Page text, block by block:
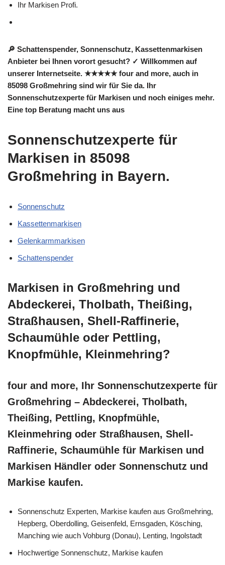
Ihr Markisen Profi.
🔎 Schattenspender, Sonnenschutz, Kassettenmarkisen
Anbieter bei Ihnen vorort gesucht? ✓ Willkommen auf
unserer Internetseite. ★★★★★ four and more, auch in
85098 Großmehring sind wir für Sie da. Ihr
Sonnenschutzexperte für Markisen und noch einiges mehr.
Eine top Beratung macht uns aus
Sonnenschutzexperte für
Markisen in 85098
Großmehring in Bayern.
Sonnenschutz
Kassettenmarkisen
Gelenkarmmarkisen
Schattenspender
Markisen in Großmehring und
Abdeckerei, Tholbath, Theißing,
Straßhausen, Shell-Raffinerie,
Schaumühle oder Pettling,
Knopfmühle, Kleinmehring?
four and more, Ihr Sonnenschutzexperte für
Großmehring – Abdeckerei, Tholbath,
Theißing, Pettling, Knopfmühle,
Kleinmehring oder Straßhausen, Shell-
Raffinerie, Schaumühle für Markisen und
Markisen Händler oder Sonnenschutz und
Markise kaufen.
Sonnenschutz Experten, Markise kaufen aus Großmehring,
Hepberg, Oberdolling, Geisenfeld, Ernsgaden, Kösching,
Manching wie auch Vohburg (Donau), Lenting, Ingolstadt
Hochwertige Sonnenschutz, Markise kaufen